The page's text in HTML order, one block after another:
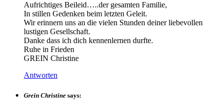
Aufrichtiges Beileid…..der gesamten Familie,
In stillen Gedenken beim letzten Geleit.
Wir erinnern uns an die vielen Stunden deiner liebevollen
lustigen Gesellschaft.
Danke dass ich dich kennenlernen durfte.
Ruhe in Frieden
GREIN Christine
Antworten
Grein Christine says: